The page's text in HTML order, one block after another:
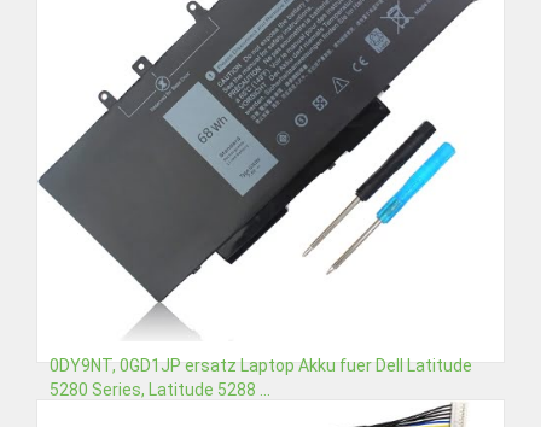
0DY9NT, 0GD1JP ersatz Laptop Akku fuer Dell Latitude
5280 Series, Latitude 5288 ...